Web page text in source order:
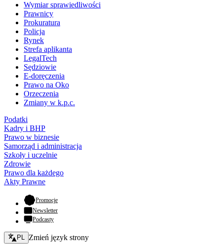
Wymiar sprawiedliwości
Prawnicy
Prokuratura
Policja
Rynek
Strefa aplikanta
LegalTech
Sędziowie
E-doręczenia
Prawo na Oko
Orzeczenia
Zmiany w k.p.c.
Podatki
Kadry i BHP
Prawo w biznesie
Samorząd i administracja
Szkoły i uczelnie
Zdrowie
Prawo dla każdego
Akty Prawne
Promocje- otwiera się w nowej karcie
Newsletter
Podcasty
Zmień język - bieżący:
PL Zmień język strony